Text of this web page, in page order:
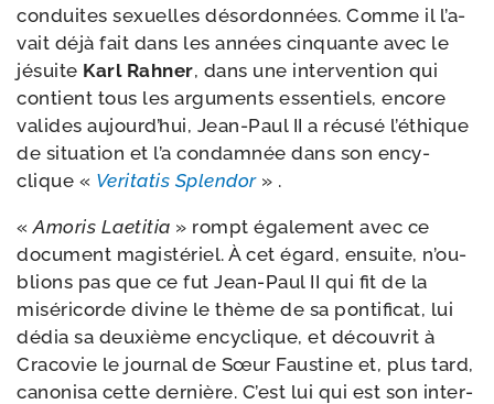
conduites sexuelles désor­don­nées. Comme il l’a­
vait déjà fait dans les années cin­quante avec le
jésuite Karl Rahner, dans une inter­ven­tion qui
contient tous les argu­ments essen­tiels, encore
valides aujourd’­hui, Jean-​Paul II a récu­sé l’é­thique
de situa­tion et l’a condam­née dans son ency­
clique « Veritatis Splendor» .
«Amoris Laetitia » rompt éga­le­ment avec ce
docu­ment magis­té­riel. À cet égard, ensuite, n’ou­
blions pas que ce fut Jean-​Paul II qui fit de la
misé­ri­corde divine le thème de sa pon­ti­fi­cat, lui
dédia sa deuxième ency­clique, et décou­vrit à
Cracovie le jour­nal de Sœur Faustine et, plus tard,
cano­ni­sa cette der­nière. C’est lui qui est son inter­